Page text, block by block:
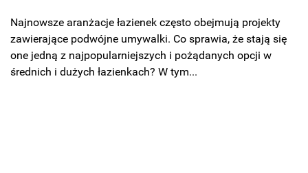
Najnowsze aranżacje łazienek często obejmują projekty
zawierające podwójne umywalki. Co sprawia, że stają się
one jedną z najpopularniejszych i pożądanych opcji w
średnich i dużych łazienkach? W tym...